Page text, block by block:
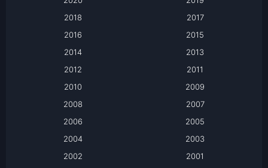
Based on a True Story เรื่องจริง
Based on a True Story เรื่องจริง
2018
2017
2016
2015
2014
2013
2012
2011
2010
2009
2008
2007
2006
2005
2004
2003
2002
2001